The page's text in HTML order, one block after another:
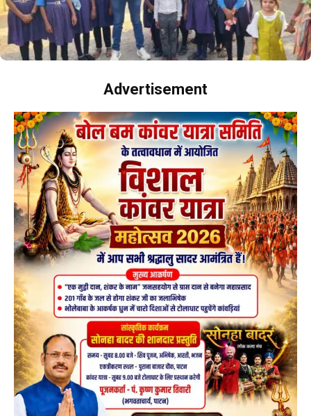
Advertisement